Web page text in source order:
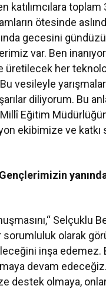
katılımcılara
ötesinde
gecesini
var. Ben
her
vesileyle
diliyorum. Bu
Eğitim
ekibimize ve
sorumluluk olarak
inşa
devam
destek olmaya,